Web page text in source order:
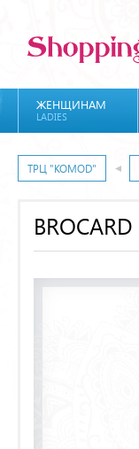
ЖЕНЩИНАМ
LADIES
ТРЦ "KOMOD"
BROCARD